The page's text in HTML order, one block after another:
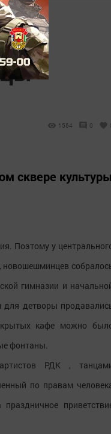
1564 0
сквере
Поэтому у
новошешминцев
гимназии и
для детворы
кафе можно
фонтаны.
РДК ,
по правам